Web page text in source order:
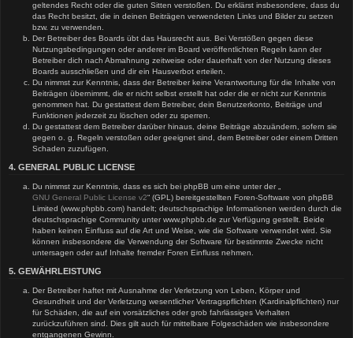
geltendes Recht oder die guten Sitten verstoßen. Du erklärst insbesondere, dass du
das Recht besitzt, die in deinen Beiträgen verwendeten Links und Bilder zu setzen
bzw. zu verwenden.
Der Betreiber des Boards übt das Hausrecht aus. Bei Verstößen gegen diese
Nutzungsbedingungen oder anderer im Board veröffentlichten Regeln kann der
Betreiber dich nach Abmahnung zeitweise oder dauerhaft von der Nutzung dieses
Boards ausschließen und dir ein Hausverbot erteilen.
Du nimmst zur Kenntnis, dass der Betreiber keine Verantwortung für die Inhalte von
Beiträgen übernimmt, die er nicht selbst erstellt hat oder die er nicht zur Kenntnis
genommen hat. Du gestattest dem Betreiber, dein Benutzerkonto, Beiträge und
Funktionen jederzeit zu löschen oder zu sperren.
Du gestattest dem Betreiber darüber hinaus, deine Beiträge abzuändern, sofern sie
gegen o. g. Regeln verstoßen oder geeignet sind, dem Betreiber oder einem Dritten
Schaden zuzufügen.
4. GENERAL PUBLIC LICENSE
Du nimmst zur Kenntnis, dass es sich bei phpBB um eine unter der „
GNU General Public License v2“ (GPL) bereitgestellten Foren-Software von phpBB
Limited (www.phpbb.com) handelt; deutschsprachige Informationen werden durch die
deutschsprachige Community unter www.phpbb.de zur Verfügung gestellt. Beide
haben keinen Einfluss auf die Art und Weise, wie die Software verwendet wird. Sie
können insbesondere die Verwendung der Software für bestimmte Zwecke nicht
untersagen oder auf Inhalte fremder Foren Einfluss nehmen.
5. GEWÄHRLEISTUNG
Der Betreiber haftet mit Ausnahme der Verletzung von Leben, Körper und
Gesundheit und der Verletzung wesentlicher Vertragspflichten (Kardinalpflichten) nur
für Schäden, die auf ein vorsätzliches oder grob fahrlässiges Verhalten
zurückzuführen sind. Dies gilt auch für mittelbare Folgeschäden wie insbesondere
entgangenen Gewinn.